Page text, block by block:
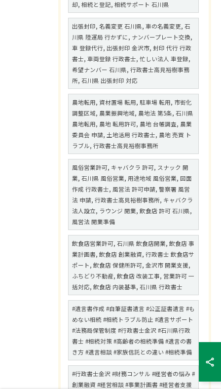
却, 相続と登記, 相続サポート 石川県
出張封印, 名義変更 石川県, 車の名義変更, 石
川県 陸運局 行かずに, ナンバープレート交換,
車 登録代行, 出張封印 金沢市, 封印 代行 行政
書士, 車両登録 行政書士, 忙しい法人 車登録,
希望ナンバー 石川県, 行政書士高見裕樹事務
所, 石川県 出張封印 対応
農地転用, 資材置場 転用, 駐車場 転用, 市街化
調整区域, 農業振興地域, 農地法 第5条, 石川県
農地転用, 農地 転用許可, 農地 台帳調査, 農業
委員会 申請, 土地活用 行政書士, 農地 売買 ト
ラブル, 行政書士高見裕樹事務所
風俗営業許可, キャバクラ 許可, スナック 開
業, 石川県 風俗営業, 用途地域 風俗営業, 図面
作成 行政書士, 風営法 許可申請, 警察署 風営
法 申請, 行政書士高見裕樹事務所, キャバクラ
法人設立, ラウンジ 開業, 飲食店 許可 石川県,
風営法 開業準備
飲食店営業許可, 石川県 飲食店開業, 飲食店 事
業計画書, 飲食店 創業融資, 行政書士 飲食店サ
ポート, 飲食店 保健所許可, 金沢市 開業支援,
ふちどり不動産, 飲食店 改装工事, 営業許可 一
括対応, 飲食店 内装基準, 石川県 行政書士
#遺言書作成 #自筆証書遺言 #公正証書遺言 #も
めない相続 #相続トラブル防止 #遺言サポート
#法務局保管制度 #行政書士金沢 #石川県行政
書士 #相続対策 #高齢者の相続準備 #遺言の書
き方 #遺言相談 #家族信託との違い #相続準備
#行政書士金沢 #財務コンサル #経営者の悩み #
創業融資 #経営相談 #事業計画書 #経営者支援